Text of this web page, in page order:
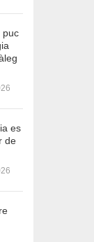
puc
es
de